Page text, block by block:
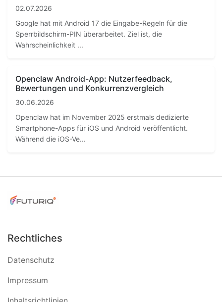
02.07.2026
Google hat mit Android 17 die Eingabe-Regeln für die
Sperrbildschirm-PIN überarbeitet. Ziel ist, die
Wahrscheinlichkeit ...
Openclaw Android-App: Nutzerfeedback,
Bewertungen und Konkurrenzvergleich
30.06.2026
Openclaw hat im November 2025 erstmals dedizierte
Smartphone-Apps für iOS und Android veröffentlicht.
Während die iOS-Ve...
Rechtliches
Datenschutz
Impressum